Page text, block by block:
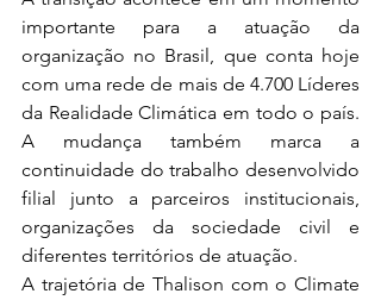
importante para a atuação da
organização no Brasil, que conta hoje
com uma rede de mais de 4.700 Líderes
da Realidade Climática em todo o país.
A mudança também marca a
continuidade do trabalho desenvolvido
filial junto a parceiros institucionais,
organizações da sociedade civil e
diferentes territórios de atuação.
A trajetória de Thalison com o Climate